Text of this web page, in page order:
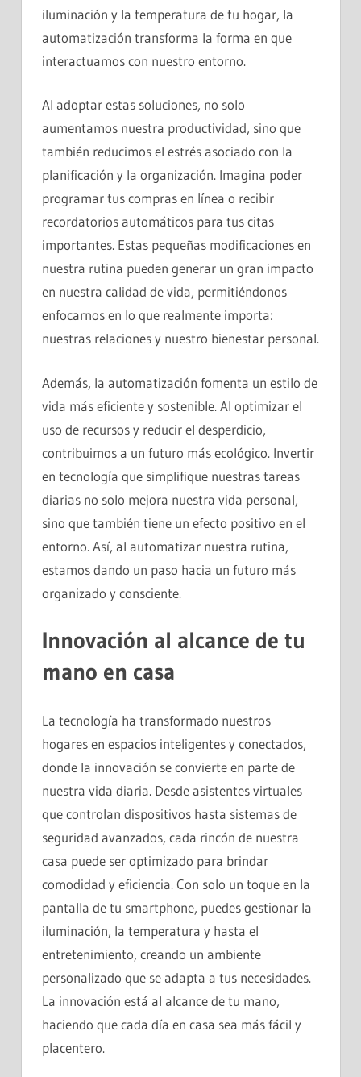
iluminación y la temperatura de tu hogar, la
automatización transforma la forma en que
interactuamos con nuestro entorno.
Al adoptar estas soluciones, no solo
aumentamos nuestra productividad, sino que
también reducimos el estrés asociado con la
planificación y la organización. Imagina poder
programar tus compras en línea o recibir
recordatorios automáticos para tus citas
importantes. Estas pequeñas modificaciones en
nuestra rutina pueden generar un gran impacto
en nuestra calidad de vida, permitiéndonos
enfocarnos en lo que realmente importa:
nuestras relaciones y nuestro bienestar personal.
Además, la automatización fomenta un estilo de
vida más eficiente y sostenible. Al optimizar el
uso de recursos y reducir el desperdicio,
contribuimos a un futuro más ecológico. Invertir
en tecnología que simplifique nuestras tareas
diarias no solo mejora nuestra vida personal,
sino que también tiene un efecto positivo en el
entorno. Así, al automatizar nuestra rutina,
estamos dando un paso hacia un futuro más
organizado y consciente.
Innovación al alcance de tu
mano en casa
La tecnología ha transformado nuestros
hogares en espacios inteligentes y conectados,
donde la innovación se convierte en parte de
nuestra vida diaria. Desde asistentes virtuales
que controlan dispositivos hasta sistemas de
seguridad avanzados, cada rincón de nuestra
casa puede ser optimizado para brindar
comodidad y eficiencia. Con solo un toque en la
pantalla de tu smartphone, puedes gestionar la
iluminación, la temperatura y hasta el
entretenimiento, creando un ambiente
personalizado que se adapta a tus necesidades.
La innovación está al alcance de tu mano,
haciendo que cada día en casa sea más fácil y
placentero.